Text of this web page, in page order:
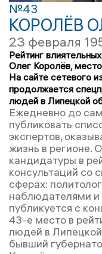
№43
КОРОЛЁВ
23 февраля
Рейтинг
Олег Королёв,
На сайте сетевого
продолжается
людей в Липецкой
Ежедневно до
публиковать
экспертов,
жизнь в регионе.
кандидатуры в
консультаций со
сферах:
наблюдателями
публикуется с
43-е место в
людей в
бывший